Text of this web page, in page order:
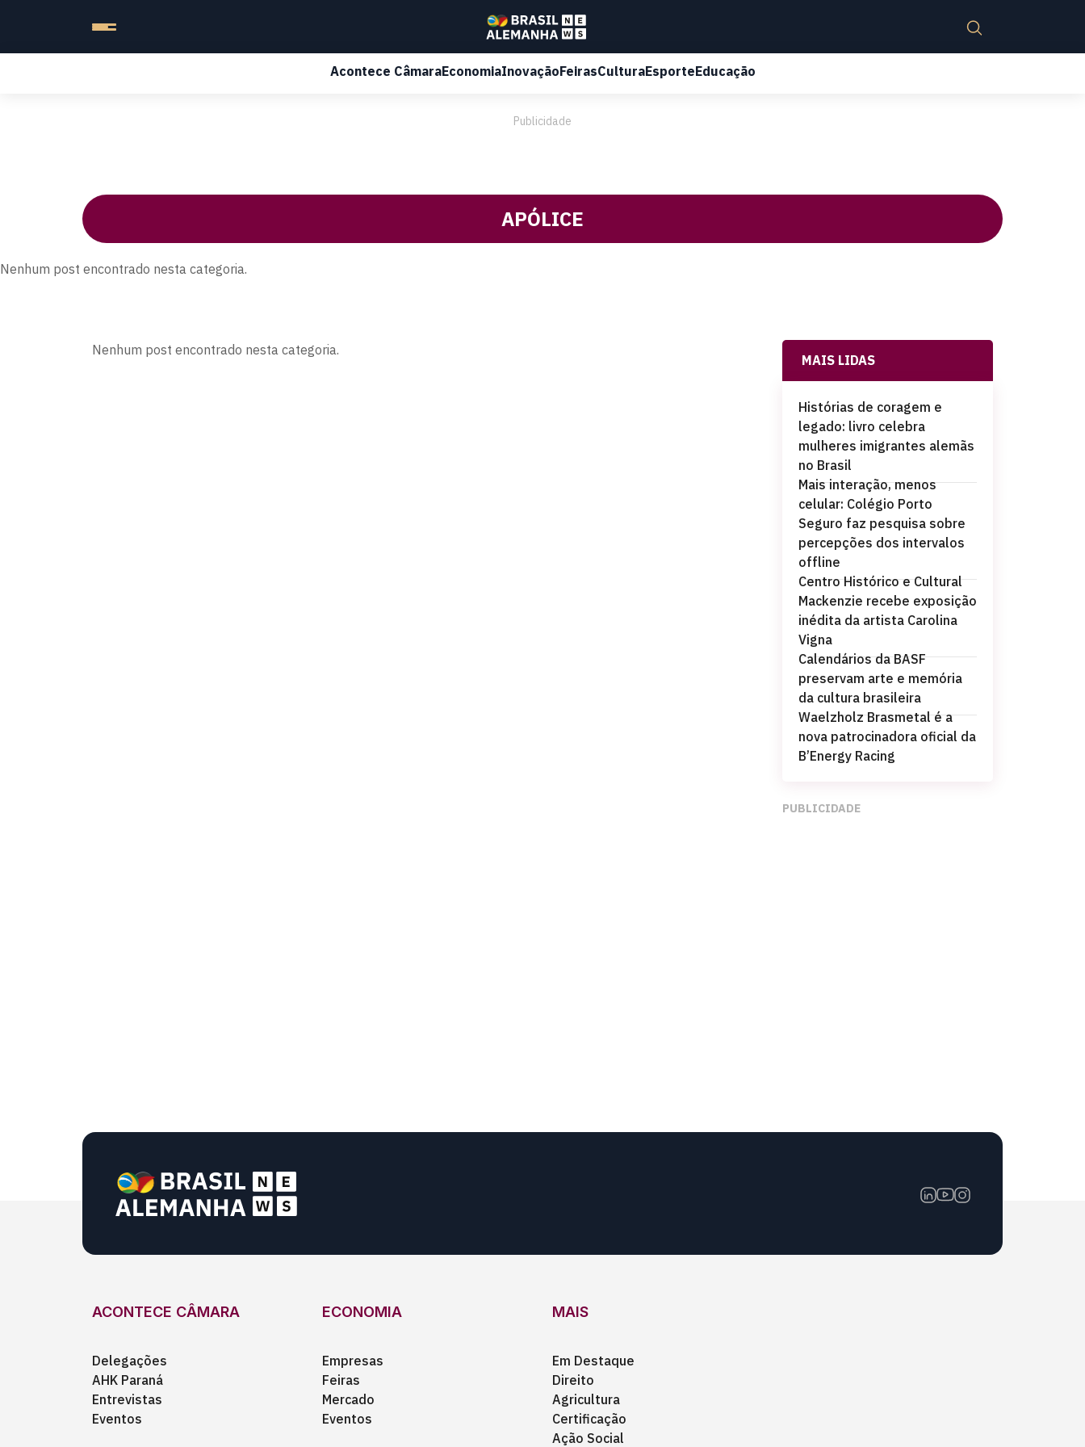
Acontece CâmaraEconomiaInovaçãoFeirasCulturaEsporteEducação
Publicidade
APÓLICE
Nenhum post encontrado nesta categoria.
Nenhum post encontrado nesta categoria.
MAIS LIDAS
Histórias de coragem e
legado: livro celebra
mulheres imigrantes alemãs
no Brasil
Mais interação, menos
celular: Colégio Porto
Seguro faz pesquisa sobre
percepções dos intervalos
offline
Centro Histórico e Cultural
Mackenzie recebe exposição
inédita da artista Carolina
Vigna
Calendários da BASF
preservam arte e memória
da cultura brasileira
Waelzholz Brasmetal é a
nova patrocinadora oficial da
B’Energy Racing
PUBLICIDADE
ACONTECE CÂMARA
Delegações
AHK Paraná
Entrevistas
Eventos
ECONOMIA
Empresas
Feiras
Mercado
Eventos
MAIS
Em Destaque
Direito
Agricultura
Certificação
Ação Social